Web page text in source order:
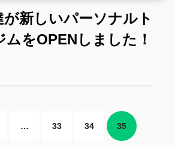
新しいパーソナルト
ムをOPENしました！
… 33 34 35